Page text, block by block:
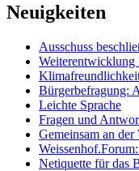
Neuigkeiten
Ausschuss
Weiterentwicklung
Bürgerbefragung:
Leichte Sprache
Fragen und
Gemeinsam an
Netiquette für das